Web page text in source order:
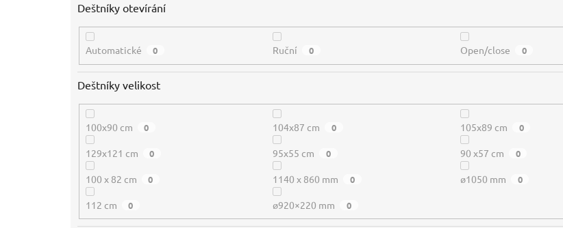
Deštníky otevírání
Automatické 0 Ruční 0 Open/close 0
Deštníky velikost
100x90 cm 0 104x87 cm 0 105x89 cm 0
129x121 cm 0 95x55 cm 0 90 x57 cm 0
100 x 82 cm 0 1140 x 860 mm 0 ø1050 mm 0
112 cm 0 ø920×220 mm 0